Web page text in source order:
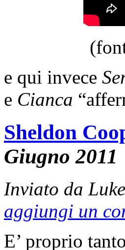
e qui invece
e Cianca
Sheldon
Giugno 2011
Inviato da
aggiungi un
E’ proprio